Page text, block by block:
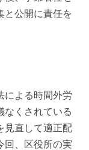
と公開に責任を
による時間外労
なくされている
見直して適正配
回、区役所の実